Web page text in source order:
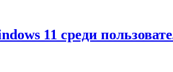
11 среди